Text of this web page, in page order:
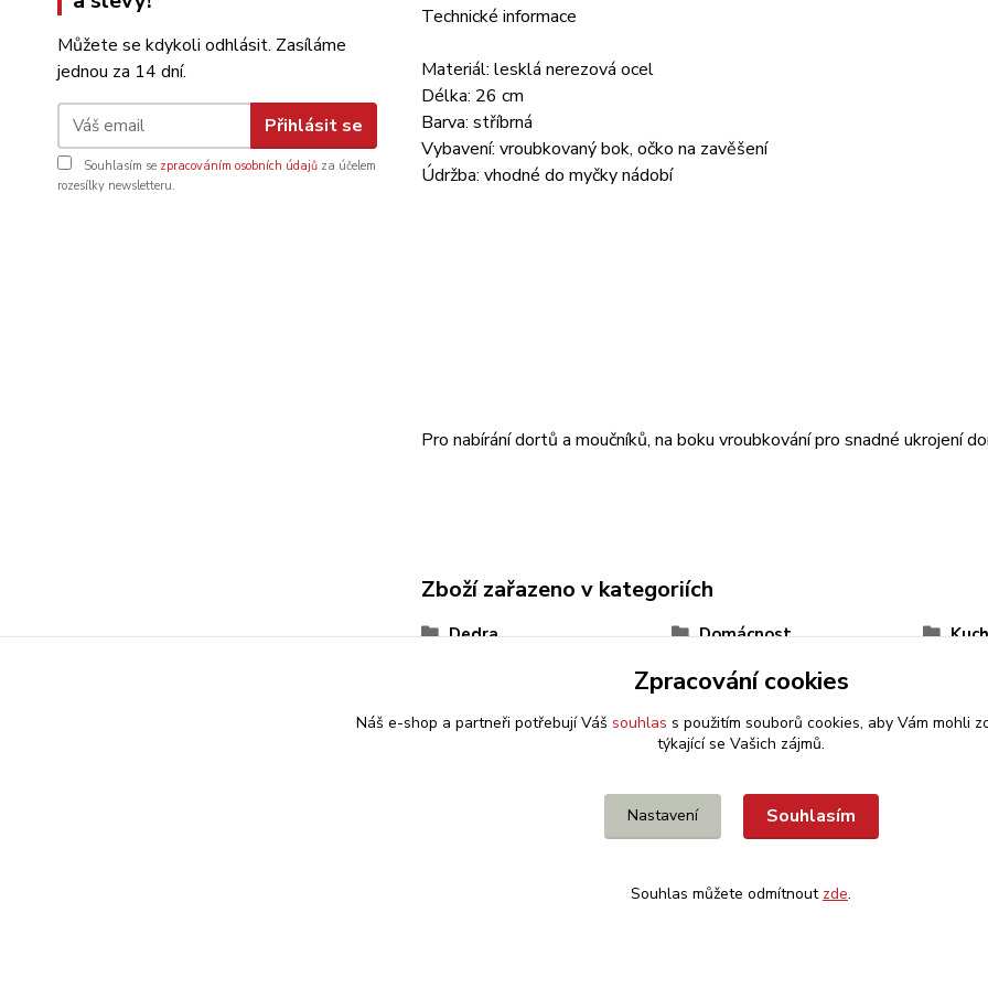
Můžete se kdykoli odhlásit. Zasíláme
jednou za 14 dní.
Přihlásit se
Souhlasím se zpracováním osobních údajů za účelem
rozesílky newsletteru.
Technické informace
Materiál: lesklá nerezová ocel
Délka: 26 cm
Barva: stříbrná
Vybavení: vroubkovaný bok, očko na zavěšení
Údržba: vhodné do myčky nádobí
Pro nabírání dortů a moučníků, na boku vroubkování pro snadné ukrojení
Zboží zařazeno v kategoriích
Dedra Domácnost
Zpracování cookies
Náš e-shop a partneři potřebují Váš souhlas s použitím souborů cookies, aby Vám mohli
týkající se Vašich zájmů.
Nastavení Souhlasím
Souhlas můžete odmítnout zde.